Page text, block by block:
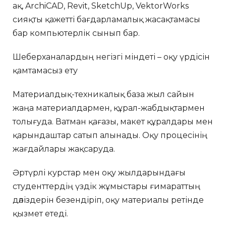
ақ, ArchiCAD, Revit, SketchUp, VektorWorks
сияқты қажетті бағдарламалық жасақтамасы
бар компьютерлік сынып бар.
Шеберханалардың негізгі міндеті – оқу үрдісін
қамтамасыз ету
Материалдық-техникалық база жыл сайын
жаңа материалдармен, құрал-жабдықтармен
толығуда. Ватман қағазы, макет құралдары мен
қарындаштар сатып алынады. Оқу процесінің
жағдайлары жақсаруда.
Әртүрлі курстар мен оқу жылдарындағы
студенттердің үздік жұмыстары ғимараттың
дәліздерін безендіріп, оқу материалы ретінде
қызмет етеді.